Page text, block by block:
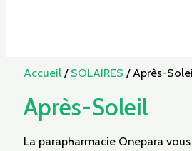
Accueil / SOLAIRES / Après-
Après-Soleil
La parapharmacie Onepara